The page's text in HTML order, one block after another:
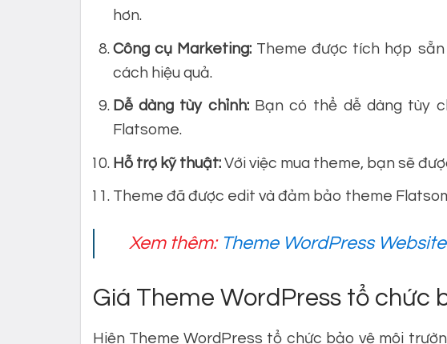
hơn.
Công cụ Marketing:Theme được tích hợp sẵn
cách hiệu quả.
Dễ dàng tùy chỉnh:Bạn có thể dễ dàng tùy
Flatsome.
Hỗ trợ kỹ thuật:Với việc mua theme, bạn sẽ
Theme đã được edit và đảm bảo theme
Xem thêm: Theme WordPress
Giá Theme WordPress tổ chức
Hiện Theme WordPress tổ chức bảo vệ môi